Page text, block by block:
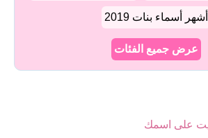
أشهر أسماء بنات 2019
عرض جميع الفئات
على اسمك